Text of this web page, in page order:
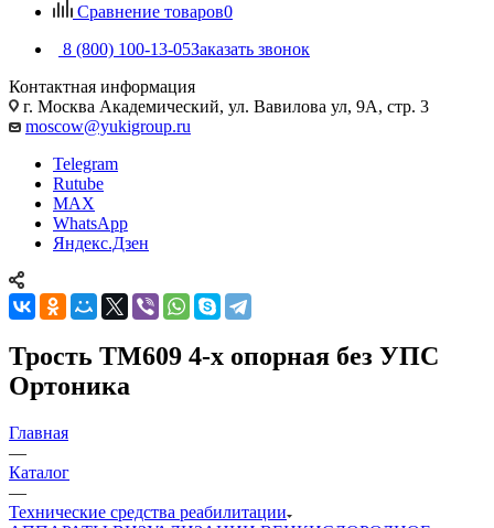
Сравнение товаров0
8 (800) 100-13-05Заказать звонок
Контактная информация
г. Москва Академический, ул. Вавилова ул, 9А, стр. 3
moscow@yukigroup.ru
Telegram
Rutube
MAX
WhatsApp
Яндекс.Дзен
Трость TM609 4-х опорная без УПС
Ортоника
Главная
—
Каталог
—
Технические средства реабилитации